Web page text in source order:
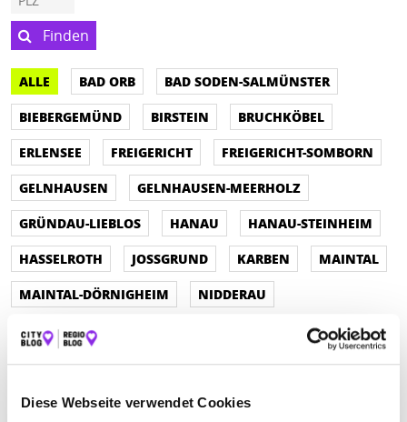
Diese Webseite verwendet Cookies
Finden
ALLE BAD ORB
BAD SODEN-SALMÜNSTER
BIEBERGEMÜND
BIRSTEIN
BRUCHKÖBEL
ERLENSEE
FREIGERICHT
FREIGERICHT-SOMBORN
GELNHAUSEN
GELNHAUSEN-MEERHOLZ
GRÜNDAU-LIEBLOS
HANAU
HANAU-STEINHEIM
HASSELROTH
JOSSGRUND KARBEN
MAINTAL
MAINTAL-DÖRNIGHEIM
NIDDERAU
NIDDERAU-HELDENBERGEN
NIEDERDORFELDEN
SCHÖNECK
WÄCHTERSBACH